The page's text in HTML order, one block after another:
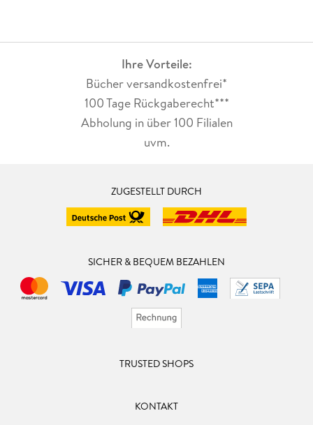
Ihre Vorteile:
Bücher versandkostenfrei*
100 Tage Rückgaberecht***
Abholung in über 100 Filialen
uvm.
ZUGESTELLT DURCH
SICHER & BEQUEM BEZAHLEN
TRUSTED SHOPS
KONTAKT